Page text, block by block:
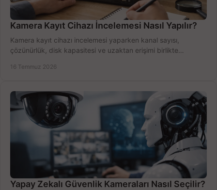
Kamera Kayıt Cihazı İncelemesi Nasıl Yapılır?
Kamera kayıt cihazı incelemesi yaparken kanal sayısı,
çözünürlük, disk kapasitesi ve uzaktan erişimi birlikte
16 Temmuz 2026
Yapay Zekalı Güvenlik Kameraları Nasıl Seçilir?